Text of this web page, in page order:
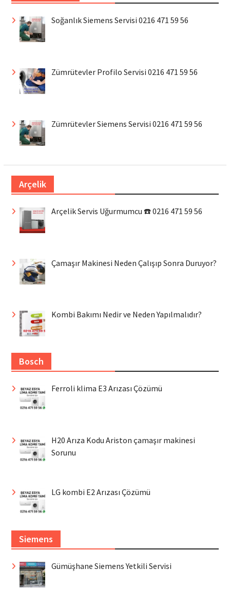
Soğanlık Siemens Servisi 0216 471 59 56
Zümrütevler Profilo Servisi 0216 471 59 56
Zümrütevler Siemens Servisi 0216 471 59 56
Arçelik
Arçelik Servis Uğurmumcu ☎️ 0216 471 59 56
Çamaşır Makinesi Neden Çalışıp Sonra Duruyor?
Kombi Bakımı Nedir ve Neden Yapılmalıdır?
Bosch
Ferroli klima E3 Arızası Çözümü
H20 Arıza Kodu Ariston çamaşır makinesi
Sorunu
LG kombi E2 Arızası Çözümü
Siemens
Gümüşhane Siemens Yetkili Servisi